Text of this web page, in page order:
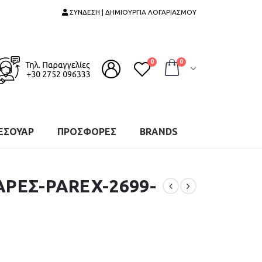
ΣΥΝΔΕΣΗ | ΔΗΜΙΟΥΡΓΙΑ ΛΟΓΑΡΙΑΣΜΟΥ
0 0
ΠΡΟΣΦΟΡΕΣ BRANDS
PAREX-2699-